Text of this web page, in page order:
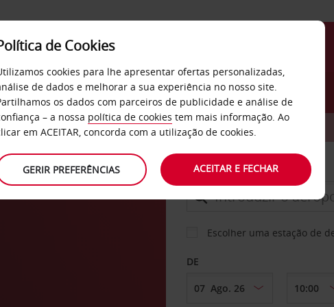
SERVIÇOS EMPRESAS
CARRO
LEVANTAR EM
Escolher uma estação de
DE
de Cookies
cookies para lhe apresentar ofertas personalizadas,
de dados e melhorar a sua experiência no nosso site.
os dados com parceiros de publicidade e análise de
– a nossa política de cookies tem mais informação. Ao
em ACEITAR, concorda com a utilização de cookies.
GERIR PREFERÊNCIAS ACEITAR E FECHAR